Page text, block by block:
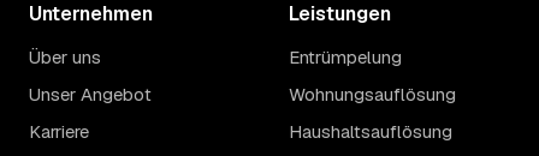
Unternehmen
Über uns
Unser Angebot
Karriere
Leistungen
Entrümpelung
Wohnungsauflösung
Haushaltsauflösung